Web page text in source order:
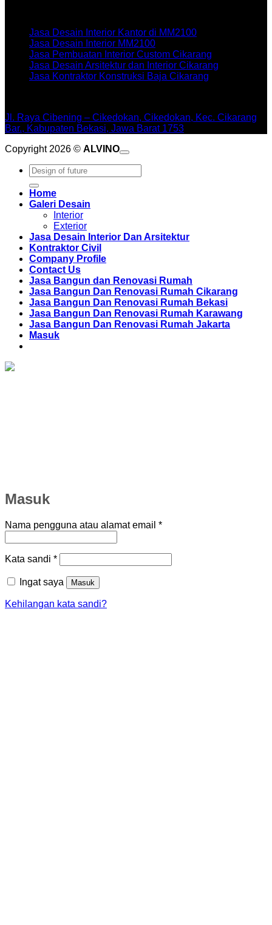
Jasa Desain Interior Kantor di MM2100
Jasa Desain Interior MM2100
Jasa Pembuatan Interior Custom Cikarang
Jasa Desain Arsitektur dan Interior Cikarang
Jasa Kontraktor Konstruksi Baja Cikarang
Jl. Raya Cibening – Cikedokan, Cikedokan, Kec. Cikarang
Bar., Kabupaten Bekasi, Jawa Barat 1753
Copyright 2026 © ALVINO
Pencarian
untuk:
Home
Galeri Desain
Interior
Exterior
Jasa Desain Interior Dan Arsitektur
Kontraktor Civil
Company Profile
Contact Us
Jasa Bangun dan Renovasi Rumah
Jasa Bangun Dan Renovasi Rumah Cikarang
Jasa Bangun Dan Renovasi Rumah Bekasi
Jasa Bangun Dan Renovasi Rumah Karawang
Jasa Bangun Dan Renovasi Rumah Jakarta
Masuk
Masuk
Nama pengguna atau alamat email *Wajib
Kata sandi *Wajib
Ingat saya Masuk
Kehilangan kata sandi?